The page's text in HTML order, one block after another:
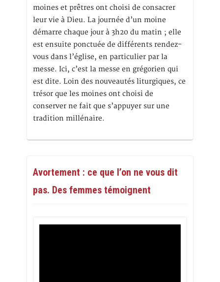
moines et prêtres ont choisi de consacrer
leur vie à Dieu. La journée d’un moine
démarre chaque jour à 3h20 du matin ; elle
est ensuite ponctuée de différents rendez-
vous dans l’église, en particulier par la
messe. Ici, c’est la messe en grégorien qui
est dite. Loin des nouveautés liturgiques, ce
trésor que les moines ont choisi de
conserver ne fait que s’appuyer sur une
tradition millénaire.
Avortement : ce que l’on ne vous dit
pas. Des femmes témoignent